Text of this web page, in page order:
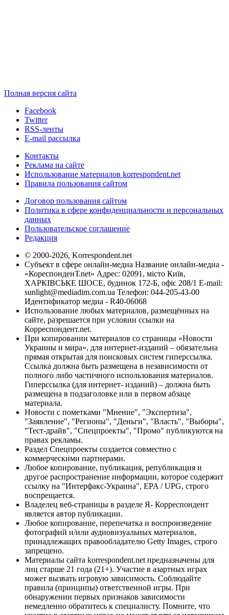
Полная версия сайта
Facebook
Twitter
RSS-ленты
E-mail рассылка
Контакты
Реклама на сайте
Использование материалов korrespondent.net
Правила пользования сайтом
Договор пользования сайтом
Политика в сфере конфиденциальности и персональных
данных
Пользовательское соглашение
Редакция
© 2000-2026, Korrespondent.net
Субъект в сфере онлайн-медиа Название онлайн-медиа -
«КореспонденТ.net» Адрес: 02091, місто Київ,
ХАРКІВСЬКЕ ШОСЕ, будинок 172-Б, офіс 208/1 E-mail:
sunlight@mediadim.com.ua Телефон: 044-205-43-00
Идентификатор медиа - R40-06068
Использование любых материалов, размещённых на
сайте, разрешается при условии ссылки на
Корреспондент.net.
При копировании материалов со страницы «Новости
Украины и мира», для интернет-изданий – обязательна
прямая открытая для поисковых систем гиперссылка.
Ссылка должна быть размещена в независимости от
полного либо частичного использования материалов.
Гиперссылка (для интернет- изданий) – должна быть
размещена в подзаголовке или в первом абзаце
материала.
Новости с пометками "Мнение", "Экспертиза",
"Заявление", "Регионы", "Деньги", "Власть", "Выборы",
"Тест-драйв", "Спецпроекты", "Промо" публикуются на
правах рекламы.
Раздел Спецпроекты создается совместно с
коммерческими партнерами.
Любое копирование, публикация, републикация и
другое распространение информации, которое содержит
ссылку на "Интерфакс-Украина", EPA / UPG, строго
воспрещается.
Владелец веб-страницы в разделе Я- Корреспондент
является автор публикации.
Любое копирование, перепечатка и воспроизведение
фотографий и/или аудиовизуальных материалов,
принадлежащих правообладателю Getty Images, строго
запрещено.
Материалы сайта korrespondent.net предназначены для
лиц старше 21 года (21+). Участие в азартных играх
может вызвать игровую зависимость. Соблюдайте
правила (принципы) ответственной игры. При
обнаружении первых признаков зависимости
немедленно обратитесь к специалисту. Помните, что